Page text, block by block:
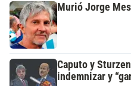
Murió Jorge
Caputo y
indemnizar y